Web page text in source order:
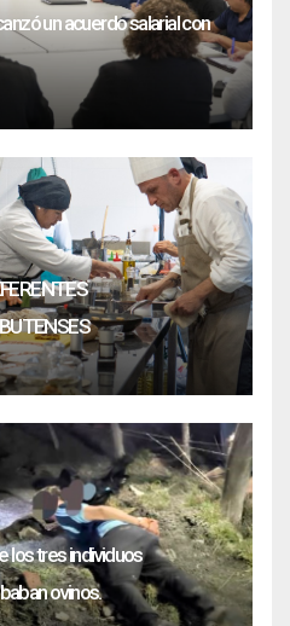
un acuerdo salarial con
los tres individuos
ovinos.